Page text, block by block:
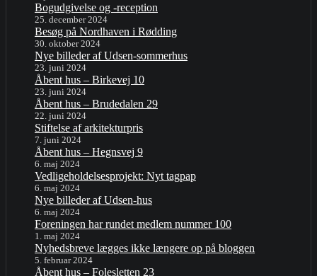
Bogudgivelse og -reception
25. december 2024
Besøg på Nordhaven i Rødding
30. oktober 2024
Nye billeder af Udsen-sommerhus
23. juni 2024
Åbent hus – Birkevej 10
23. juni 2024
Åbent hus – Brudedalen 29
22. juni 2024
Stiftelse af arkitekturpris
7. juni 2024
Åbent hus – Hegnsvej 9
6. maj 2024
Vedligeholdelsesprojekt: Nyt tagpap
6. maj 2024
Nye billeder af Udsen-hus
6. maj 2024
Foreningen har rundet medlem nummer 100
1. maj 2024
Nyhedsbreve lægges ikke længere op på bloggen
5. februar 2024
Åbent hus – Folesletten 23